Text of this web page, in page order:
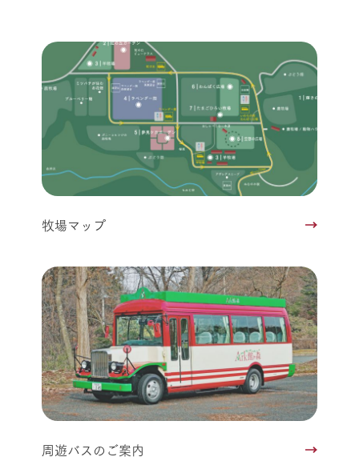
牧場マップ
周遊バスのご案内